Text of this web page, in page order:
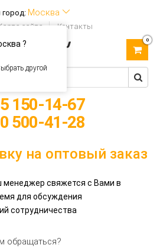
Москва
?
другой
сайта Контакты
0
150-14-67
500-41-28
на оптовый заказ
менеджер свяжется с Вами в
для обсуждения
сотрудничества
обращаться?